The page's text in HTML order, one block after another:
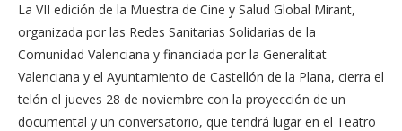
La VII edición de la Muestra de Cine y Salud Global Mirant,
organizada por las Redes Sanitarias Solidarias de la
Comunidad Valenciana y financiada por la Generalitat
Valenciana y el Ayuntamiento de Castellón de la Plana, cierra el
telón el jueves 28 de noviembre con la proyección de un
documental y un conversatorio, que tendrá lugar en el Teatro